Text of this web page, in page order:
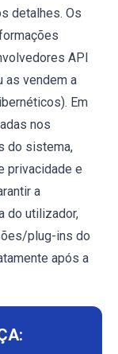
detalhes. Os
API
as vendem a
Em
nos
do sistema,
privacidade e
a
do utilizador,
plug-ins do
após a